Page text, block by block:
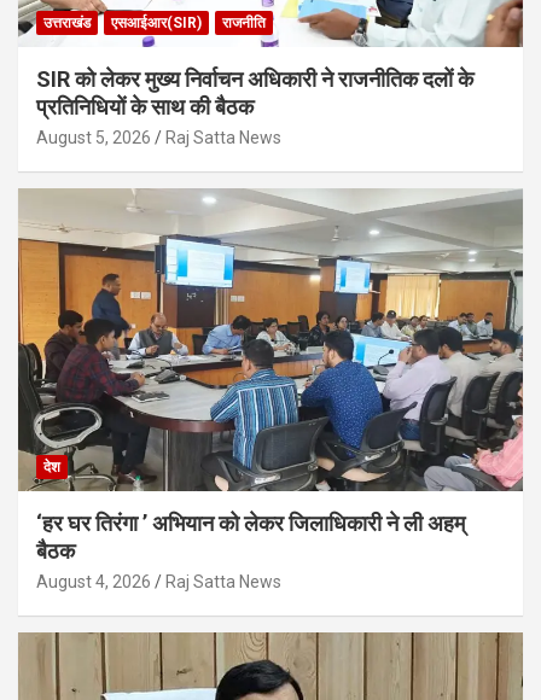
उत्तराखंड एसआईआर(SIR) राजनीति
SIR को लेकर मुख्य निर्वाचन अधिकारी ने राजनीतिक दलों के
प्रतिनिधियों के साथ की बैठक
August 5, 2026 Raj Satta News
देश
‘हर घर तिरंगा ’ अभियान को लेकर जिलाधिकारी ने ली अहम्
बैठक
August 4, 2026 Raj Satta News